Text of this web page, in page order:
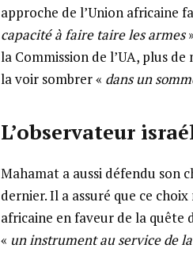
approche de l’Union africaine
capacité à faire taire les armes
la Commission de l’UA, plus
la voir sombrer « dans un
L’observateur
Mahamat a aussi défendu son
dernier. Il a assuré que ce
africaine en faveur de la
« un instrument au service de